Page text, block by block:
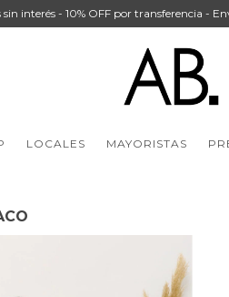
sin interés - 10% OFF por transferencia -
LOCALES MAYORISTAS